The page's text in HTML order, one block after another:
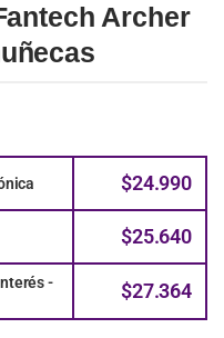
Archer
$24.990
$25.640
-
$27.364